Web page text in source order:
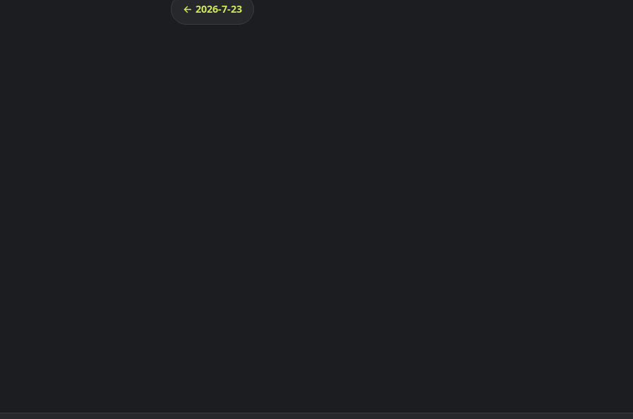
← 2026-7-23